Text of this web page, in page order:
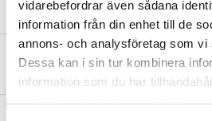
vidarebefordrar även sådana
information från din enhet till de
annons- och analysföretag som vi
Dessa kan i sin tur kombinera
information som du har
About the manufacturer